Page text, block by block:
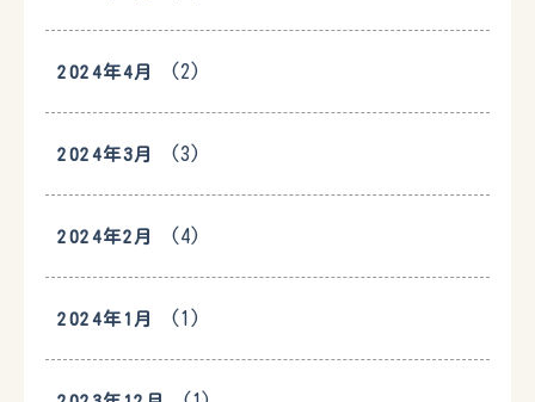
2024年4月 (2)
2024年3月 (3)
2024年2月 (4)
2024年1月 (1)